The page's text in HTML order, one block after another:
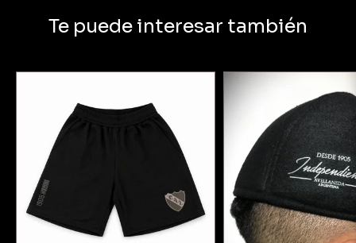
Te puede interesar también